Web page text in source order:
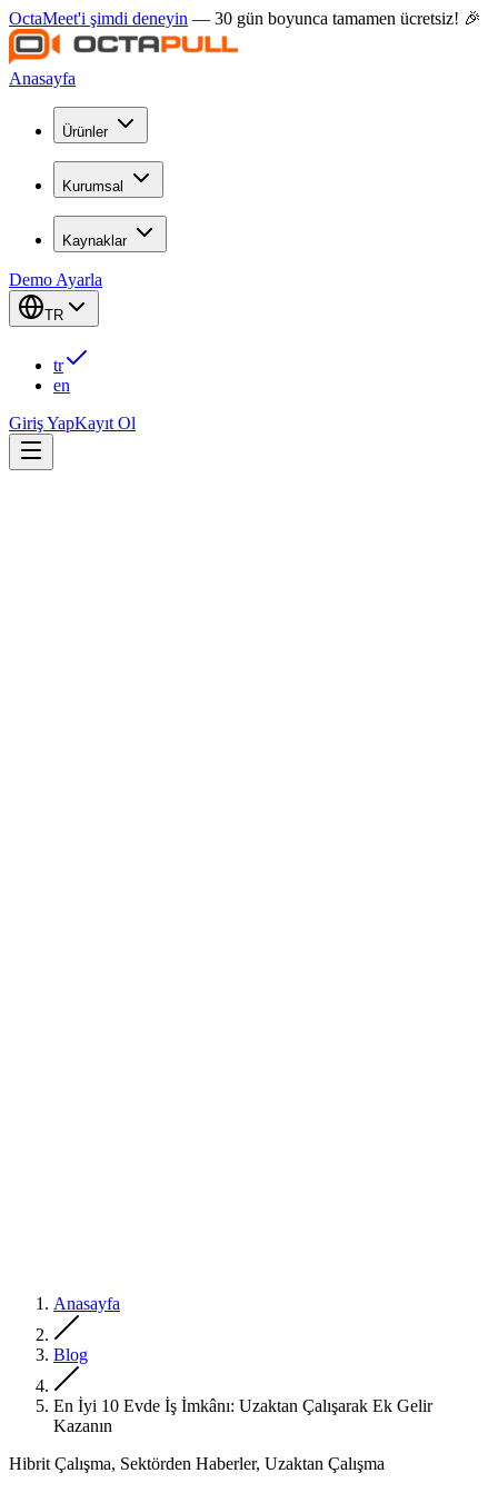
OctaMeet'i şimdi deneyin — 30 gün boyunca tamamen ücretsiz! 🎉
Anasayfa
Ürünler
Kurumsal
Kaynaklar
Demo Ayarla
TR
tr
en
Giriş YapKayıt Ol
Anasayfa
Blog
En İyi 10 Evde İş İmkânı: Uzaktan Çalışarak Ek Gelir
Kazanın
Hibrit Çalışma, Sektörden Haberler, Uzaktan Çalışma